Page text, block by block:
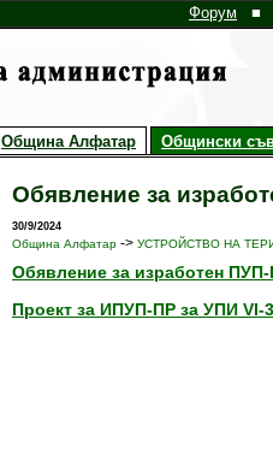
Форум ■
Община Алфатар Общински
Обявление за
30/9/2024
Община Алфатар -> УСТРОЙСТВО НА
Обявление за изработен
Проект за ИПУП-ПР за УПИ VІ-